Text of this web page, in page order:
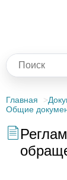
Главная
Общие